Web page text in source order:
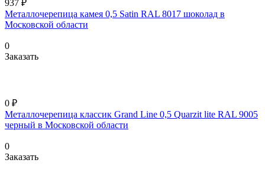
937 ₽
Металлочерепица камея 0,5 Satin RAL 8017 шоколад в
Московской области
0
Заказать
0 ₽
Металлочерепица классик Grand Line 0,5 Quarzit lite RAL 9005
черный в Московской области
0
Заказать